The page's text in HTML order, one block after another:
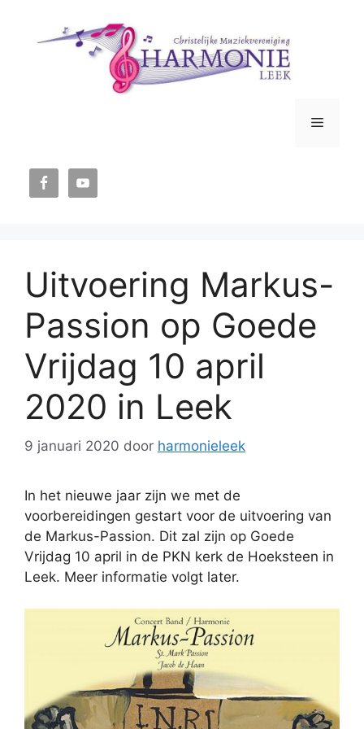
Menu
Uitvoering Markus-
Passion op Goede
Vrijdag 10 april
2020 in Leek
9 januari 2020 door harmonieleek
In het nieuwe jaar zijn we met de
voorbereidingen gestart voor de uitvoering van
de Markus-Passion. Dit zal zijn op Goede
Vrijdag 10 april in de PKN kerk de Hoeksteen in
Leek. Meer informatie volgt later.